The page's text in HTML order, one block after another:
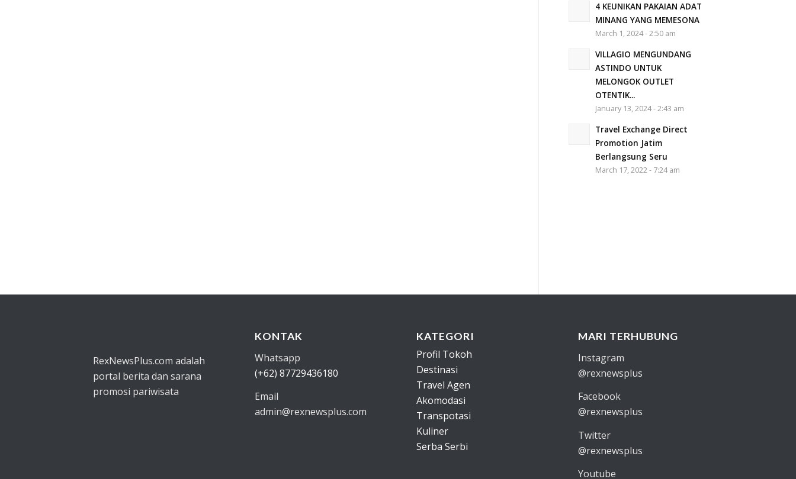
4 KEUNIKAN PAKAIAN ADAT
MINANG YANG MEMESONA
March 1, 2024 - 2:50 am
VILLAGIO MENGUNDANG
ASTINDO UNTUK
MELONGOK OUTLET
OTENTIK...
January 13, 2024 - 2:43 am
Travel Exchange Direct
Promotion Jatim
Berlangsung Seru
March 17, 2022 - 7:24 am
RexNewsPlus.com adalah
portal berita dan sarana
promosi pariwisata
KONTAK
Whatsapp
(+62) 87729436180
Email
admin@rexnewsplus.com
KATEGORI
Profil Tokoh
Destinasi
Travel Agen
Akomodasi
Transpotasi
Kuliner
Serba Serbi
MARI TERHUBUNG
Instagram
@rexnewsplus
Facebook
@rexnewsplus
Twitter
@rexnewsplus
Youtube